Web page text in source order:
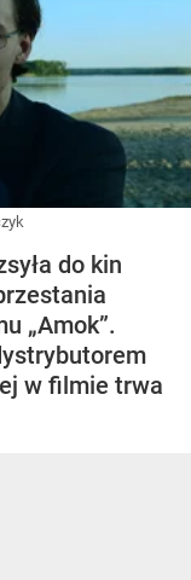
do kin
„Amok”.
w filmie trwa